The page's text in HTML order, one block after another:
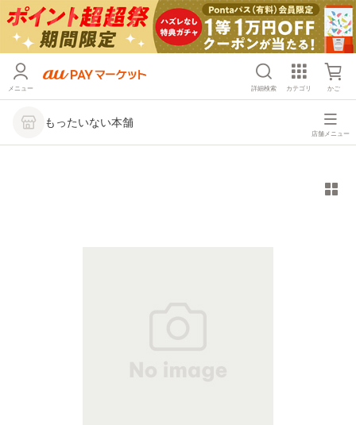
メニュー 詳細検索 カテゴリ かご
もったいない本舗
店舗メニュー